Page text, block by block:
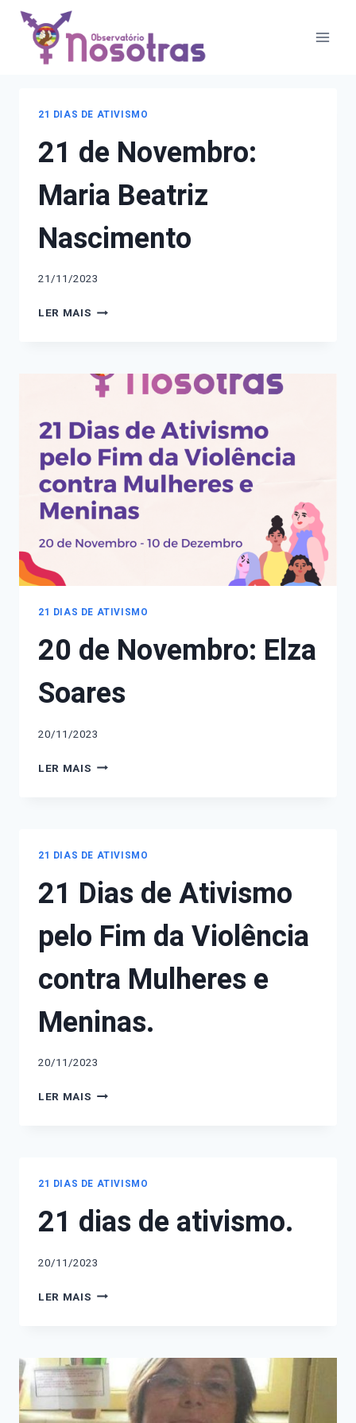
Pular
Notícias
21 DIAS DE ATIVISMO
21 de Novembro:
Maria Beatriz
Nascimento
21/11/2023
LER MAIS 21
BEATRIZ
NASCIMENTO
21 DIAS DE ATIVISMO
20 de Novembro: Elza
Soares
20/11/2023
LER MAIS 20
21 DIAS DE ATIVISMO
21 Dias de Ativismo
pelo Fim da Violência
contra Mulheres e
Meninas.
20/11/2023
LER MAIS 21
FIM
VIOLÊNCIA
CONTRA
E
21 DIAS DE ATIVISMO
21 dias de ativismo.
20/11/2023
LER MAIS 21